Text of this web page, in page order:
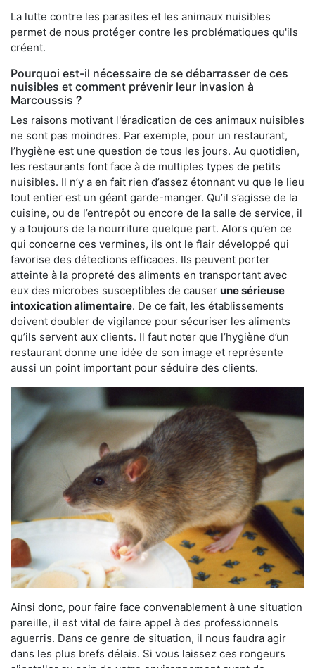
La lutte contre les parasites et les animaux nuisibles
permet de nous protéger contre les problématiques qu'ils
créent.
Pourquoi est-il nécessaire de se débarrasser de ces
nuisibles et comment prévenir leur invasion à
Marcoussis ?
Les raisons motivant l'éradication de ces animaux nuisibles
ne sont pas moindres. Par exemple, pour un restaurant,
l’hygiène est une question de tous les jours. Au quotidien,
les restaurants font face à de multiples types de petits
nuisibles. Il n’y a en fait rien d’assez étonnant vu que le lieu
tout entier est un géant garde-manger. Qu’il s’agisse de la
cuisine, ou de l’entrepôt ou encore de la salle de service, il
y a toujours de la nourriture quelque part. Alors qu’en ce
qui concerne ces vermines, ils ont le flair développé qui
favorise des détections efficaces. Ils peuvent porter
atteinte à la propreté des aliments en transportant avec
eux des microbes susceptibles de causer une sérieuse
intoxication alimentaire. De ce fait, les établissements
doivent doubler de vigilance pour sécuriser les aliments
qu’ils servent aux clients. Il faut noter que l’hygiène d’un
restaurant donne une idée de son image et représente
aussi un point important pour séduire des clients.
Ainsi donc, pour faire face convenablement à une situation
pareille, il est vital de faire appel à des professionnels
aguerris. Dans ce genre de situation, il nous faudra agir
dans les plus brefs délais. Si vous laissez ces rongeurs